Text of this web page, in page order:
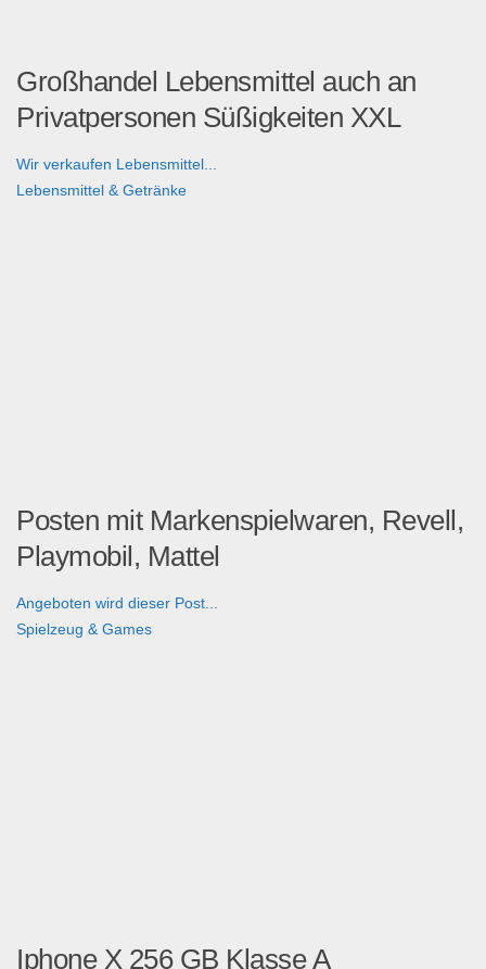
Großhandel Lebensmittel auch an
Privatpersonen Süßigkeiten XXL
Wir verkaufen Lebensmittel...
Lebensmittel & Getränke
Posten mit Markenspielwaren, Revell,
Playmobil, Mattel
Angeboten wird dieser Post...
Spielzeug & Games
Iphone X 256 GB Klasse A